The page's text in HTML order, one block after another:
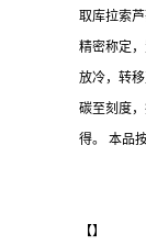
取库拉索
精密称定
放冷，转
碳至刻度
得。 本品
【】